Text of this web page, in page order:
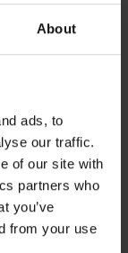
About
ads, to
our traffic.
of our site with
partners who
you’ve
from your use
5
Plus Size
DEN